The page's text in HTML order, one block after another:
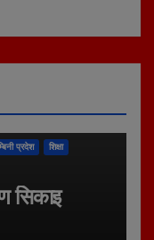
प्रदेश शिक्षा
सिकाइ